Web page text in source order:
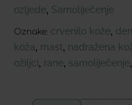
ozljede Samoliječenje
Oznake: crvenilo kože
koža mast nadražena
ožiljci rane samoliječenje